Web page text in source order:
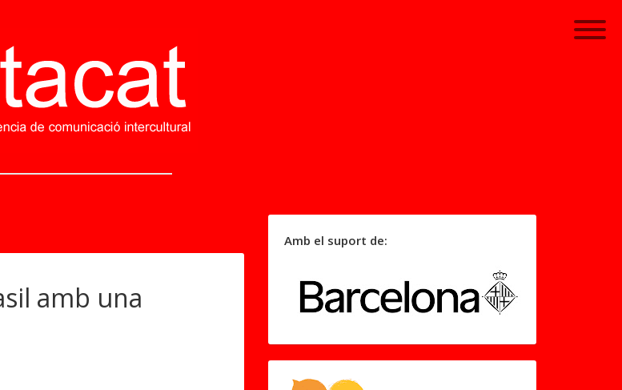
amb una
Amb el suport de: